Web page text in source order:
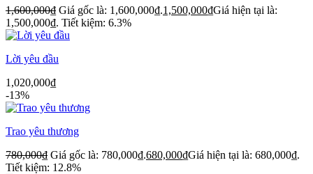
1,600,000₫ Giá gốc là: 1,600,000₫.1,500,000₫Giá hiện tại là:
1,500,000₫. Tiết kiệm: 6.3%
Lời yêu đầu
1,020,000₫
-13%
Trao yêu thương
780,000₫ Giá gốc là: 780,000₫.680,000₫Giá hiện tại là: 680,000₫.
Tiết kiệm: 12.8%